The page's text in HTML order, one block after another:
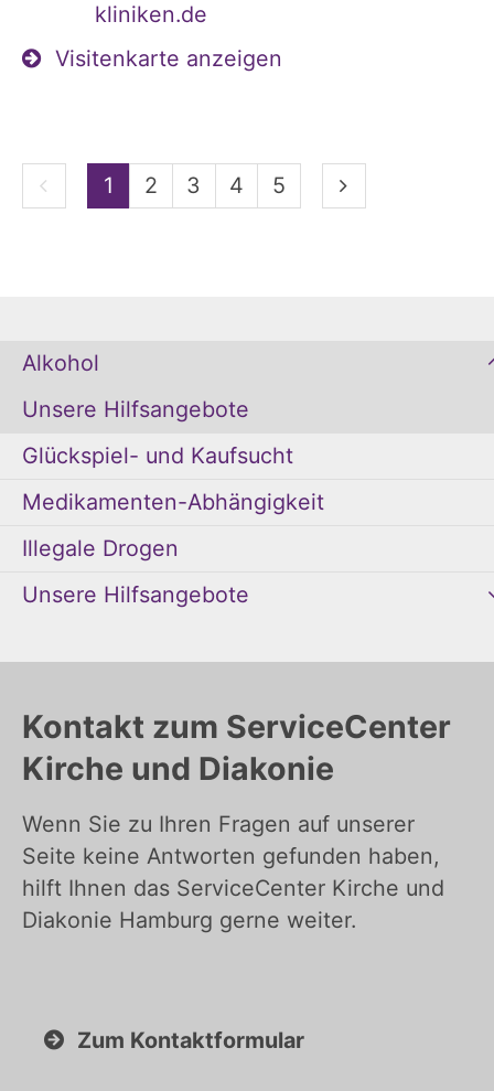
kliniken.de
Visitenkarte anzeigen
Vorherige Seite
1 2 3 4 5 Nächste Seite
Alkohol
Unsere Hilfsangebote
Glückspiel- und Kaufsucht
Medikamenten-Abhängigkeit
Illegale Drogen
Unsere Hilfsangebote
Kontakt zum ServiceCenter
Kirche und Diakonie
Wenn Sie zu Ihren Fragen auf unserer
Seite keine Antworten gefunden haben,
hilft Ihnen das ServiceCenter Kirche und
Diakonie Hamburg gerne weiter.
Zum Kontaktformular